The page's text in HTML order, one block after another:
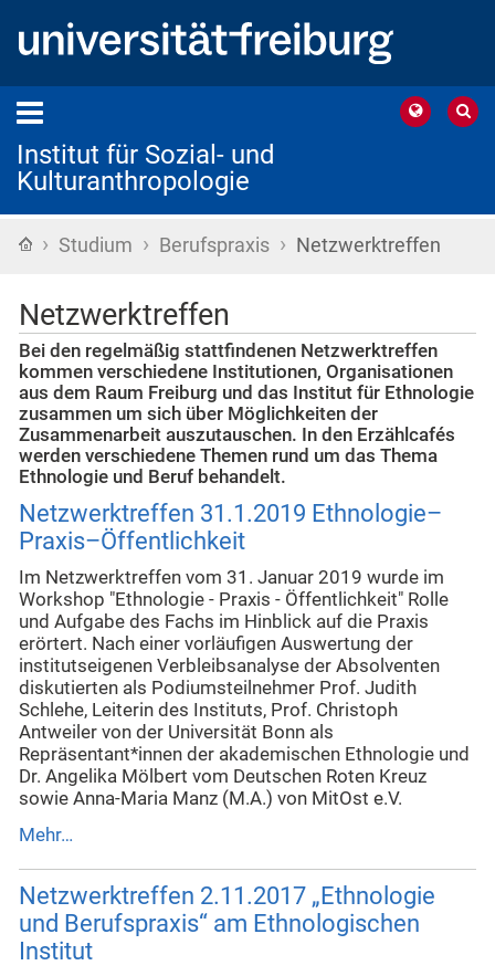
Institut für Sozial- und
Kulturanthropologie
Startseite
› Studium › Berufspraxis › Netzwerktreffen
Netzwerktreffen
Bei den regelmäßig stattfindenen Netzwerktreffen
kommen verschiedene Institutionen, Organisationen
aus dem Raum Freiburg und das Institut für Ethnologie
zusammen um sich über Möglichkeiten der
Zusammenarbeit auszutauschen. In den Erzählcafés
werden verschiedene Themen rund um das Thema
Ethnologie und Beruf behandelt.
Netzwerktreffen 31.1.2019 Ethnologie–
Praxis–Öffentlichkeit
Im Netzwerktreffen vom 31. Januar 2019 wurde im
Workshop "Ethnologie - Praxis - Öffentlichkeit" Rolle
und Aufgabe des Fachs im Hinblick auf die Praxis
erörtert. Nach einer vorläufigen Auswertung der
institutseigenen Verbleibsanalyse der Absolventen
diskutierten als Podiumsteilnehmer Prof. Judith
Schlehe, Leiterin des Instituts, Prof. Christoph
Antweiler von der Universität Bonn als
Repräsentant*innen der akademischen Ethnologie und
Dr. Angelika Mölbert vom Deutschen Roten Kreuz
sowie Anna-Maria Manz (M.A.) von MitOst e.V.
Mehr…
Netzwerktreffen 2.11.2017 „Ethnologie
und Berufspraxis“ am Ethnologischen
Institut